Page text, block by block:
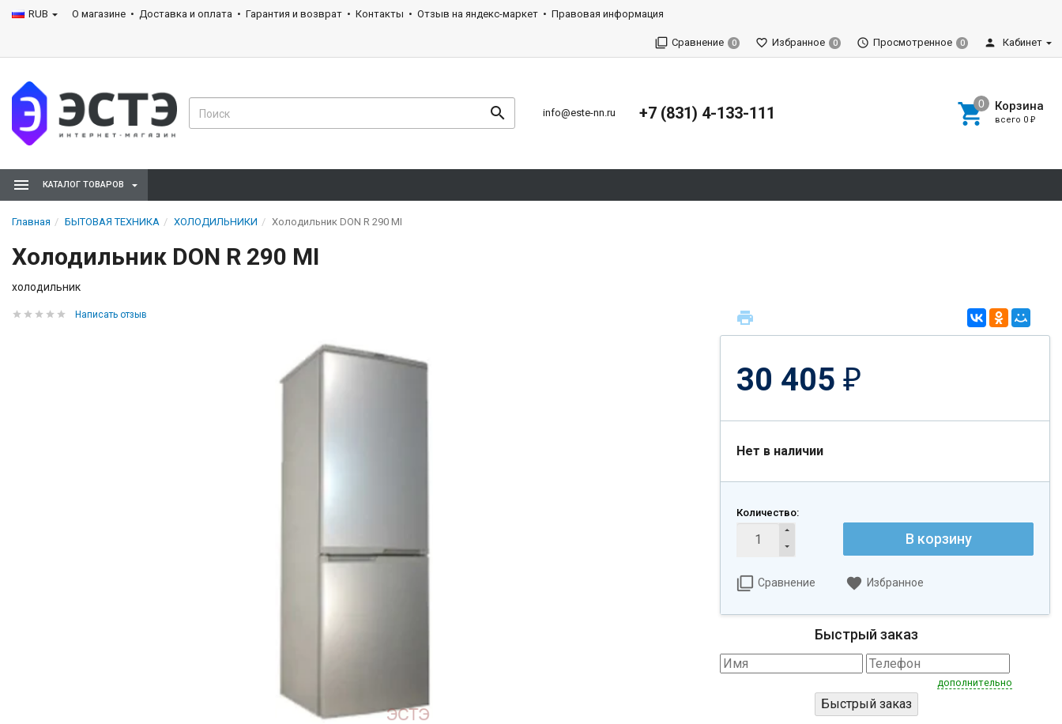
RUB О магазине Доставка и оплата Гарантия и возврат Контакты Отзыв на яндекс-маркет Правовая информация
Сравнение 0 Избранное 0 Просмотренное 0 Кабинет
info@este-nn.ru +7 (831) 4-133-111 Корзина
всего 0 ₽
КАТАЛОГ ТОВАРОВ
Главная БЫТОВАЯ ТЕХНИКА ХОЛОДИЛЬНИКИ Холодильник DON R 290 MI
Холодильник DON R 290 MI
холодильник
Написать отзыв
30 405 ₽
Нет в наличии
Количество:
В корзину
Сравнение Избранное
Быстрый заказ
дополнительно